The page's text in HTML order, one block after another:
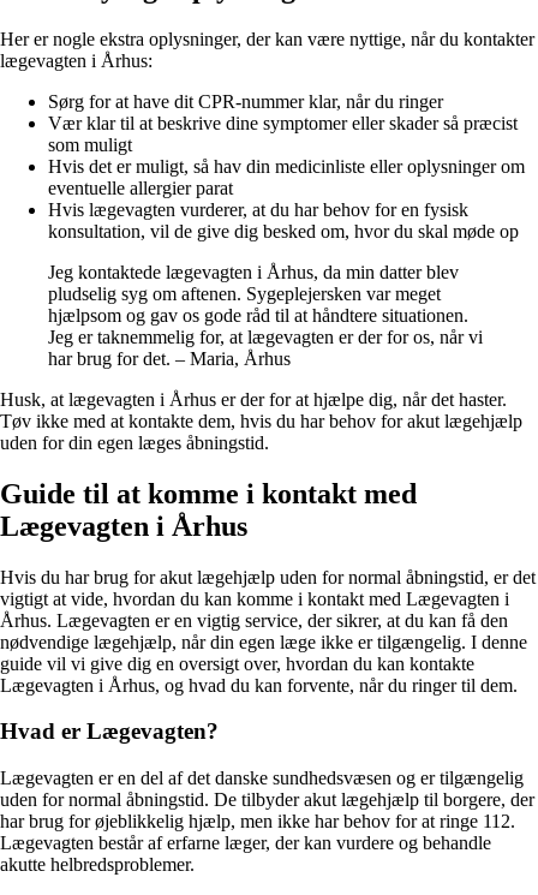
Her er nogle ekstra oplysninger, der kan være nyttige, når du kontakter
lægevagten i Århus:
Sørg for at have dit CPR-nummer klar, når du ringer
Vær klar til at beskrive dine symptomer eller skader så præcist
som muligt
Hvis det er muligt, så hav din medicinliste eller oplysninger om
eventuelle allergier parat
Hvis lægevagten vurderer, at du har behov for en fysisk
konsultation, vil de give dig besked om, hvor du skal møde op
Jeg kontaktede lægevagten i Århus, da min datter blev
pludselig syg om aftenen. Sygeplejersken var meget
hjælpsom og gav os gode råd til at håndtere situationen.
Jeg er taknemmelig for, at lægevagten er der for os, når vi
har brug for det. – Maria, Århus
Husk, at lægevagten i Århus er der for at hjælpe dig, når det haster.
Tøv ikke med at kontakte dem, hvis du har behov for akut lægehjælp
uden for din egen læges åbningstid.
Guide til at komme i kontakt med
Lægevagten i Århus
Hvis du har brug for akut lægehjælp uden for normal åbningstid, er det
vigtigt at vide, hvordan du kan komme i kontakt med Lægevagten i
Århus. Lægevagten er en vigtig service, der sikrer, at du kan få den
nødvendige lægehjælp, når din egen læge ikke er tilgængelig. I denne
guide vil vi give dig en oversigt over, hvordan du kan kontakte
Lægevagten i Århus, og hvad du kan forvente, når du ringer til dem.
Hvad er Lægevagten?
Lægevagten er en del af det danske sundhedsvæsen og er tilgængelig
uden for normal åbningstid. De tilbyder akut lægehjælp til borgere, der
har brug for øjeblikkelig hjælp, men ikke har behov for at ringe 112.
Lægevagten består af erfarne læger, der kan vurdere og behandle
akutte helbredsproblemer.